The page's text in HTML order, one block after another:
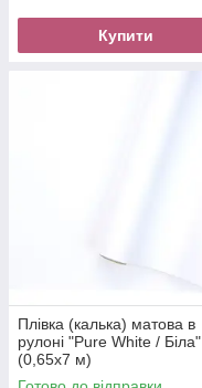
Купити
Плівка (калька) матова в
рулоні "Pure White / Біла"
(0,65х7 м)